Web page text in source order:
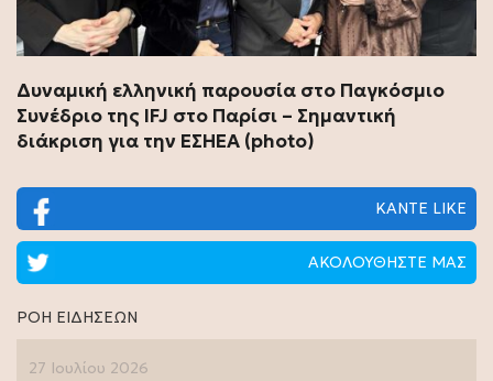
Δυναμική ελληνική παρουσία στο Παγκόσμιο
Συνέδριο της IFJ στο Παρίσι – Σημαντική
διάκριση για την ΕΣΗΕΑ (photo)
ΚΑΝΤΕ LIKE
ΑΚΟΛΟΥΘΗΣΤΕ ΜΑΣ
ΡΟΗ ΕΙΔΗΣΕΩΝ
27 Ιουλίου 2026